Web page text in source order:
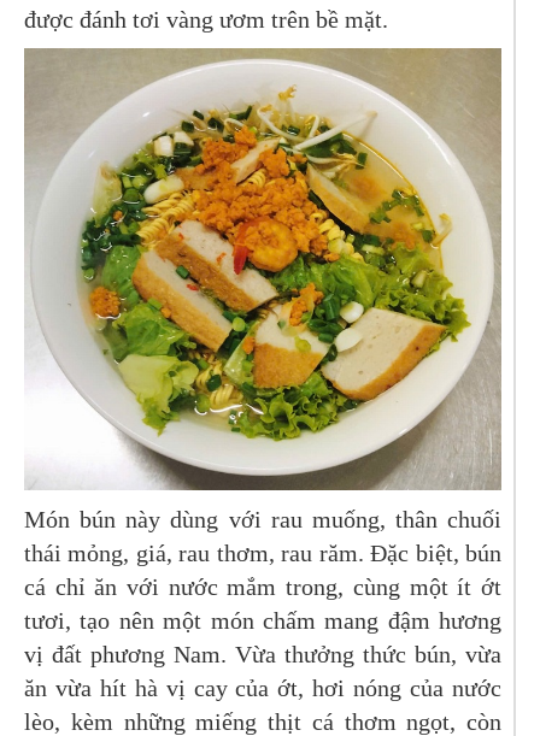
được đánh tơi vàng ươm trên bề mặt.
Món bún này dùng với rau muống, thân chuối
thái mỏng, giá, rau thơm, rau răm. Đặc biệt, bún
cá chỉ ăn với nước mắm trong, cùng một ít ớt
tươi, tạo nên một món chấm mang đậm hương
vị đất phương Nam. Vừa thưởng thức bún, vừa
ăn vừa hít hà vị cay của ớt, hơi nóng của nước
lèo, kèm những miếng thịt cá thơm ngọt, còn